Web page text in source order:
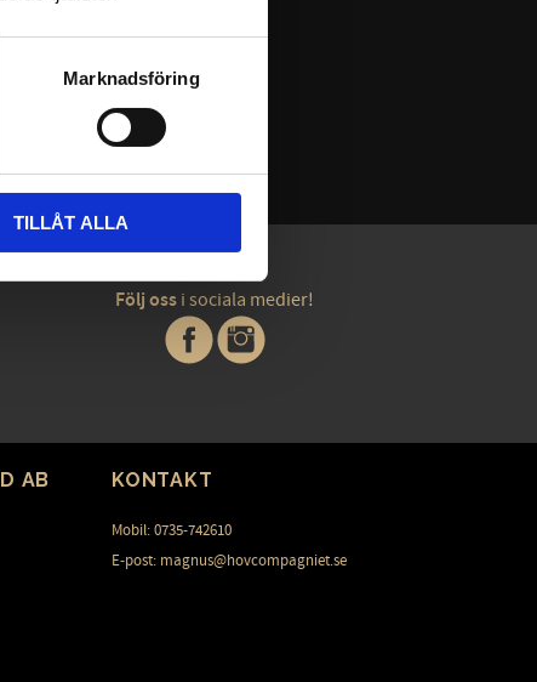
Marknadsföring
TILLÅT ALLA
Följ oss i sociala medier!
AB KONTAKT
Mobil: 0735-742610
E-post: magnus@hovcompagniet.se